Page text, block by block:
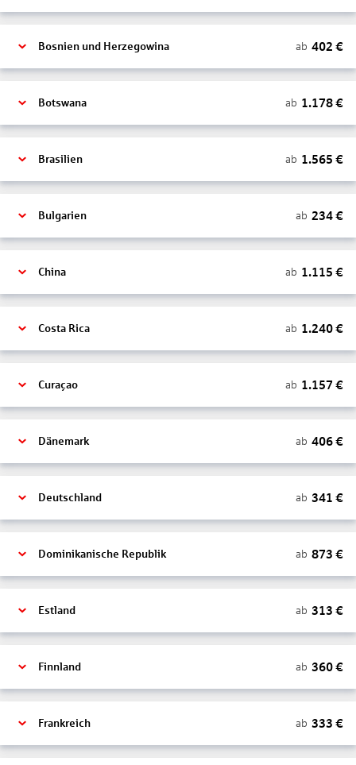
Bosnien und Herzegowina ab 402 €
Botswana ab 1.178€
Brasilien ab 1.565 €
Bulgarien ab 234€
China ab 1.115 €
Costa Rica ab 1.240€
Curaçao ab 1.157 €
Dänemark ab 406€
Deutschland ab 341 €
Dominikanische Republik ab 873 €
Estland ab 313 €
Finnland ab 360€
Frankreich ab 333 €